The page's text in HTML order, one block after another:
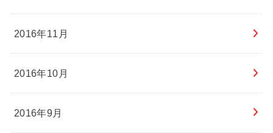
2016年11月
2016年10月
2016年9月